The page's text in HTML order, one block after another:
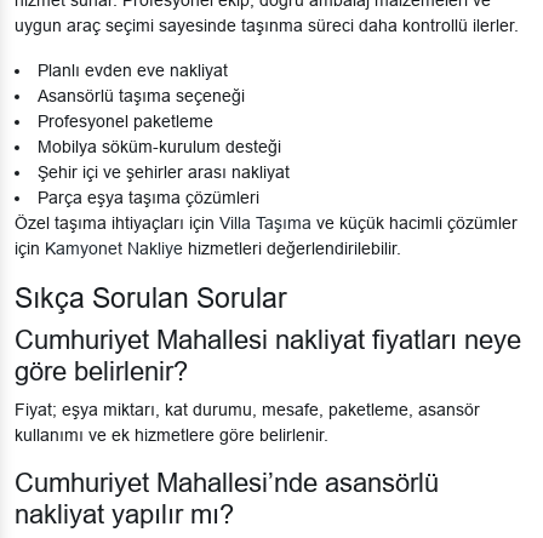
uygun araç seçimi sayesinde taşınma süreci daha kontrollü ilerler.
Planlı evden eve nakliyat
Asansörlü taşıma seçeneği
Profesyonel paketleme
Mobilya söküm-kurulum desteği
Şehir içi ve şehirler arası nakliyat
Parça eşya taşıma çözümleri
Özel taşıma ihtiyaçları için Villa Taşıma ve küçük hacimli çözümler
için Kamyonet Nakliye hizmetleri değerlendirilebilir.
Sıkça Sorulan Sorular
Cumhuriyet Mahallesi nakliyat fiyatları neye
göre belirlenir?
Fiyat; eşya miktarı, kat durumu, mesafe, paketleme, asansör
kullanımı ve ek hizmetlere göre belirlenir.
Cumhuriyet Mahallesi’nde asansörlü
nakliyat yapılır mı?